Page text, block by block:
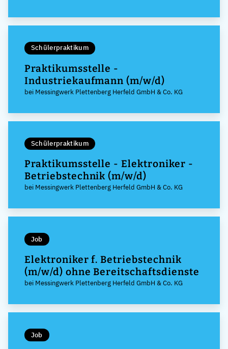
Schülerpraktikum
Praktikumsstelle -
Industriekaufmann (m/w/d)
bei Messingwerk Plettenberg Herfeld GmbH & Co. KG
Schülerpraktikum
Praktikumsstelle - Elektroniker -
Betriebstechnik (m/w/d)
bei Messingwerk Plettenberg Herfeld GmbH & Co. KG
Job
Elektroniker f. Betriebstechnik
(m/w/d) ohne Bereitschaftsdienste
bei Messingwerk Plettenberg Herfeld GmbH & Co. KG
Job